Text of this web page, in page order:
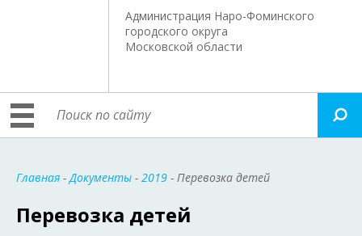
Администрация Наро-Фоминского
городского округа
Московской области
Главная -Документы - 2019 - Перевозка детей
Перевозка детей